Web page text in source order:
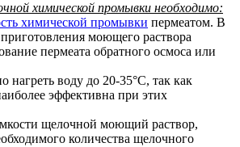
химической промывки необходимо:
химической промывки пермеатом. В
моющего раствора
пермеата обратного осмоса или
воду до 20-35°C, так как
эффективна при этих
щелочной моющий раствор,
количества щелочного